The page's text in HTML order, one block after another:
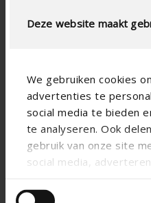
Deze website maakt
We gebruiken cookies
advertenties te
social media te bieden
te analyseren. Ook
gebruik van onze site
social media,
andere informatie die u